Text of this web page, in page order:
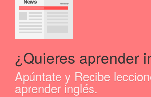
¿Quieres aprender
Apúntate y Recibe
aprender inglés.